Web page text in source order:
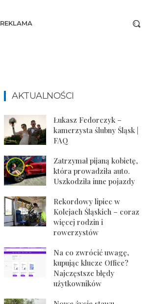
REKLAMA
AKTUALNOŚCI
Łukasz Fedorczyk –
kamerzysta ślubny Śląsk |
FAQ
Zatrzymał pijaną kobietę,
która prowadziła auto.
Uszkodziła inne pojazdy
Rekordowy lipiec w
Kolejach Śląskich – coraz
więcej rodzin i
rowerzystów
Na co zwrócić uwagę,
kupując klucze Office?
Najczęstsze błędy
użytkowników